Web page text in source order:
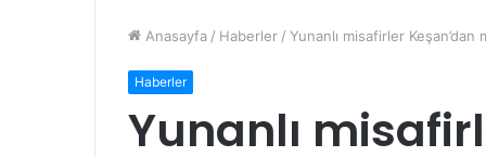
Anasayfa / Haberler / Yunanlı misafirler
Haberler
Yunanlı